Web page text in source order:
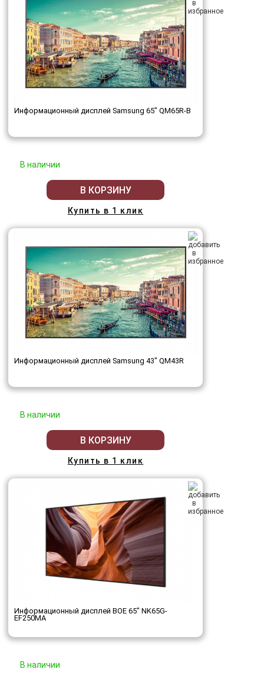
Информационный дисплей Samsung 65" QM65R-B
В наличии
В КОРЗИНУ
Купить в 1 клик
Информационный дисплей Samsung 43" QM43R
В наличии
В КОРЗИНУ
Купить в 1 клик
Информационный дисплей BOE 65" NK65G-
EF250MA
В наличии